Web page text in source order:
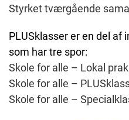
Styrket tværgående
PLUSklasser er en del af
som har tre spor:
Skole for alle – Lokal
Skole for alle –
Skole for alle –